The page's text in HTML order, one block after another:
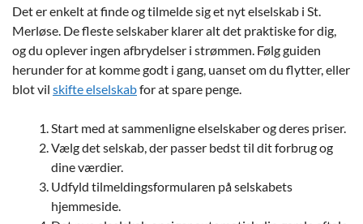
Det er enkelt at finde og tilmelde sig et nyt elselskab i St.
Merløse. De fleste selskaber klarer alt det praktiske for dig,
og du oplever ingen afbrydelser i strømmen. Følg guiden
herunder for at komme godt i gang, uanset om du flytter, eller
blot vil skifte elselskabfor at spare penge.
Start med at sammenligne elselskaber og deres priser.
Vælg det selskab, der passer bedst til dit forbrug og
dine værdier.
Udfyld tilmeldingsformularen på selskabets
hjemmeside.